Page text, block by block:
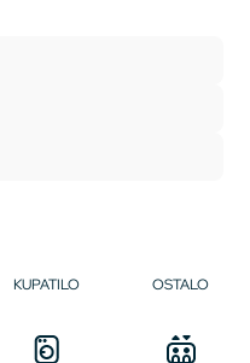
KUPATILO OSTALO